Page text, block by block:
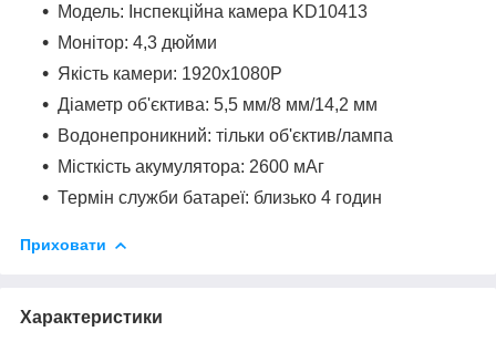
Модель: Інспекційна камера KD10413
Монітор: 4,3 дюйми
Якість камери: 1920x1080P
Діаметр об'єктива: 5,5 мм/8 мм/14,2 мм
Водонепроникний: тільки об'єктив/лампа
Місткість акумулятора: 2600 мАг
Термін служби батареї: близько 4 годин
Приховати
Характеристики